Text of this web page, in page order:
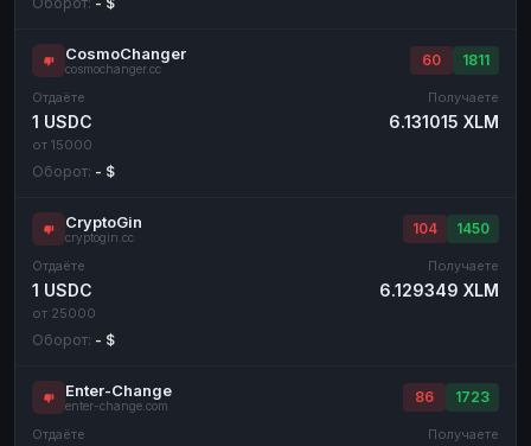
CosmoChanger
cosmochanger.cc
60 1811
Отдаёте
1 USDC
от 15000
Получаете
6.131015 XLM
Оборот: - $
CryptoGin
cryptogin.cc
104 1450
Отдаёте
1 USDC
от 25000
Получаете
6.129349 XLM
Оборот: - $
Enter-Change
enter-change.com
86 1723
Отдаёте Получаете